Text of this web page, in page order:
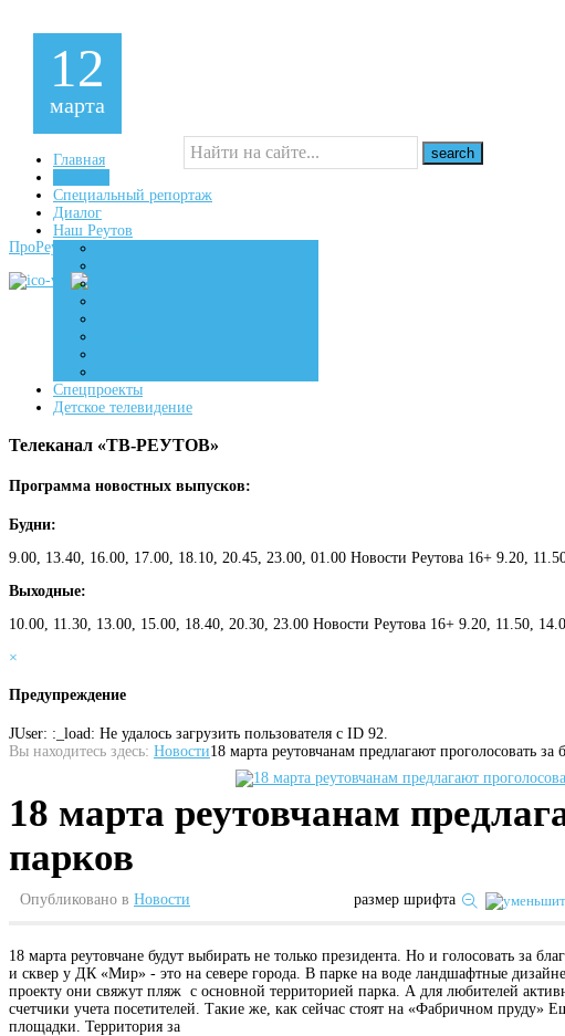
16+
ПроРеутов
Главная
Специальный репортаж
Диалог
Наш Реутов
Спецпроекты
Детское телевидение
Телеканал «ТВ-РЕУТОВ»
Программа новостных выпусков:
Будни:
9.00, 13.40, 16.00, 17.00, 18.10, 20.45, 23.00, 01.00 Новости Реутова 16+ 9.20,
Выходные:
10.00, 11.30, 13.00, 15.00, 18.40, 20.30, 23.00 Новости Реутова 16+ 9.20, 11.50,
×
Предупреждение
JUser: :_load: Не удалось загрузить пользователя с ID 92.
Вы находитесь здесь: Новости18 марта реутовчанам предлагают проголосовать за
12
марта
18 марта реутовчанам
парков
Опубликовано в Новости размер шрифта
18 марта реутовчане будут выбирать не только президента. Но и голосовать за
и сквер у ДК «Мир» - это на севере города. В парке на воде ландшафтные
проекту они свяжут пляж с основной территорией парка. А для любителей
счетчики учета посетителей. Такие же, как сейчас стоят на «Фабричном
площадки. Территория за